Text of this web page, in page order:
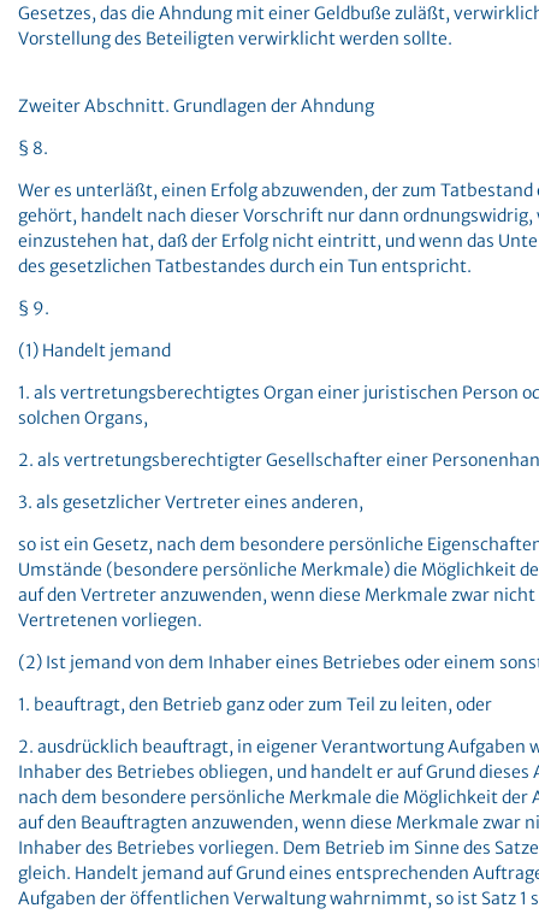
Gesetzes, das die Ahndung mit einer Geldbuße zuläßt,
Vorstellung des Beteiligten verwirklicht werden sollte.
Zweiter Abschnitt. Grundlagen der Ahndung
§ 8.
Wer es unterläßt, einen Erfolg abzuwenden, der zum
gehört, handelt nach dieser Vorschrift nur dann
einzustehen hat, daß der Erfolg nicht eintritt, und wenn das
des gesetzlichen Tatbestandes durch ein Tun entspricht.
§ 9.
(1) Handelt jemand
1. als vertretungsberechtigtes Organ einer juristischen Person
solchen Organs,
2. als vertretungsberechtigter Gesellschafter einer
3. als gesetzlicher Vertreter eines anderen,
so ist ein Gesetz, nach dem besondere persönliche
Umstände (besondere persönliche Merkmale) die Möglichkeit
auf den Vertreter anzuwenden, wenn diese Merkmale zwar
Vertretenen vorliegen.
(2) Ist jemand von dem Inhaber eines Betriebes oder einem
1. beauftragt, den Betrieb ganz oder zum Teil zu leiten, oder
2. ausdrücklich beauftragt, in eigener Verantwortung Aufgaben
Inhaber des Betriebes obliegen, und handelt er auf Grund dieses
nach dem besondere persönliche Merkmale die Möglichkeit der
auf den Beauftragten anzuwenden, wenn diese Merkmale zwar
Inhaber des Betriebes vorliegen. Dem Betrieb im Sinne des
gleich. Handelt jemand auf Grund eines entsprechenden
Aufgaben der öffentlichen Verwaltung wahrnimmt, so ist Satz 1